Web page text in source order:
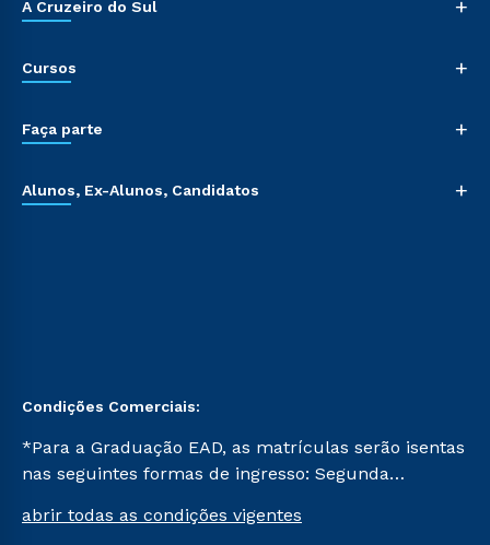
A Cruzeiro do Sul +
Cursos +
Faça parte +
Alunos, Ex-Alunos, Candidatos +
Condições Comerciais:
*Para a Graduação EAD, as matrículas serão isentas
nas seguintes formas de ingresso: Segunda
Já para as demais, a taxa de matrícula será de R$
abrir todas as condições vigentes